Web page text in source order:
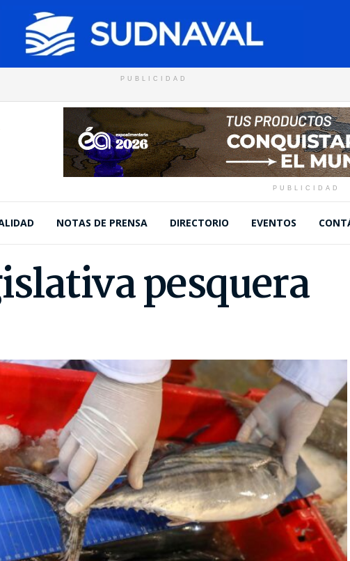
PUBLICIDAD
PUBLICIDAD
NOTAS DE PRENSA DIRECTORIO EVENTOS
pesquera